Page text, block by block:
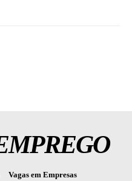
Vagas em Empresas